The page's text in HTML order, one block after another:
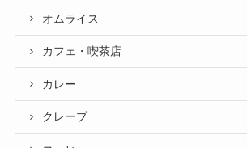
オムライス
カフェ・喫茶店
カレー
クレープ